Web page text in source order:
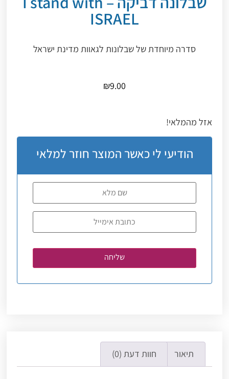
ISRAEL
סדרה מיוחדת של שבלונות לגאוות מדינת ישראל
₪9.00
אזל מהמלאי!
הודיעי לי כאשר המוצר חוזר למלאי
תיאור חוות דעת (0)